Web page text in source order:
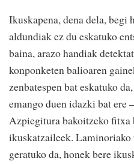
Ikuskapena, dena dela, begi
aldundiak ez du eskatuko
baina, arazo handiak
konponketen balioaren
zenbatespen bat eskatuko
emango duen idazki bat ere
Azpiegitura bakoitzeko fitxa
ikuskatzaileek.
geratuko da, honek bere